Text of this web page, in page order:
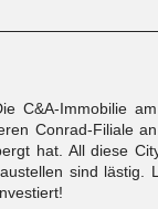
C&A-Immobilie
Conrad-Filiale
hat. All diese
sind lästig.